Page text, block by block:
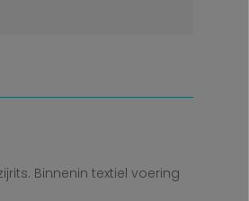
Binnenin textiel voering